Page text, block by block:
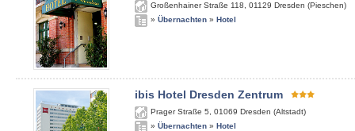
Großenhainer Straße 118 01129 Dresden (Pieschen)
» Übernachten » Hotel
ibis Hotel Dresden Zentrum
Prager Straße 5 01069 Dresden (Altstadt)
» Übernachten » Hotel